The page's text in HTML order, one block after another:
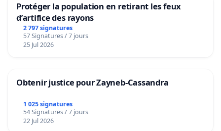
Protéger la population en retirant les feux
d’artifice des rayons
2 797 signatures
57 Signatures / 7 jours
25 Jul 2026
Obtenir justice pour Zayneb-Cassandra
1 025 signatures
54 Signatures / 7 jours
22 Jul 2026